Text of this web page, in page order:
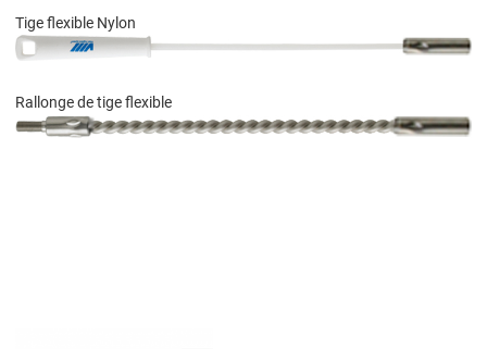
Tige flexible Nylon
Rallonge de tige flexible